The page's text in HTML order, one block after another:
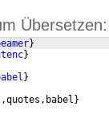
Übersetzen:
}
}
}
}